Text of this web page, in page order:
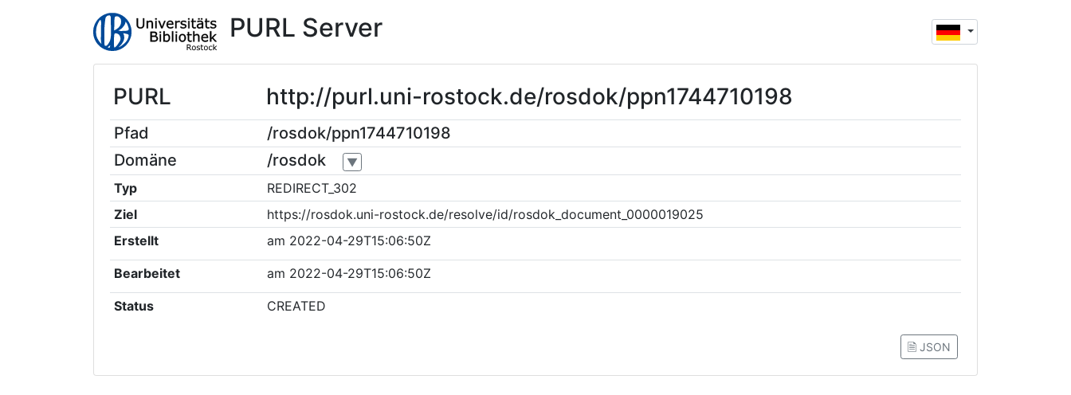
PURL Server
PURL http://purl.uni-rostock.de/rosdok/ppn1744710198
Pfad
/rosdok/ppn1744710198
Domäne
/rosdok ▼
Typ
REDIRECT_302
Ziel
https://rosdok.uni-rostock.de/resolve/id/rosdok_document_0000019025
Erstellt
am 2022-04-29T15:06:50Z
Bearbeitet am 2022-04-29T15:06:50Z
Status CREATED
🗎 JSON